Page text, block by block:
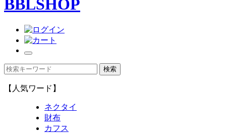
【人気ワード】
ネクタイ
財布
カフス